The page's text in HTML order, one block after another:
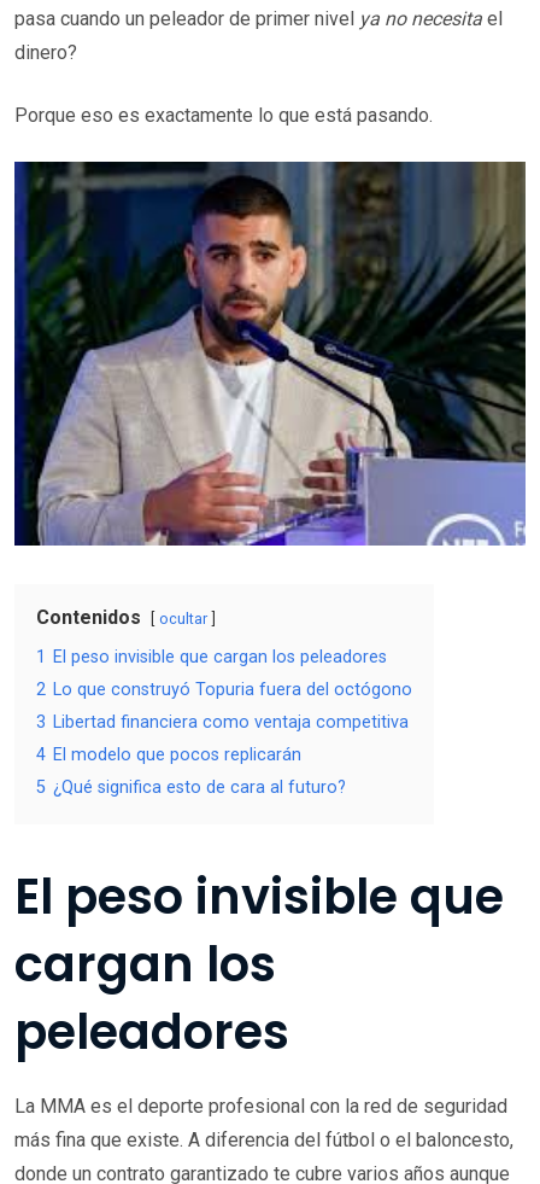
pasa cuando un peleador de primer nivel ya no necesita el
dinero?
Porque eso es exactamente lo que está pasando.
Contenidos ocultar
1
El peso invisible que cargan los peleadores
2 Lo que construyó Topuria fuera del octógono
3 Libertad financiera como ventaja competitiva
4 El modelo que pocos replicarán
5 ¿Qué significa esto de cara al futuro?
El peso invisible que
cargan los
peleadores
La MMA es el deporte profesional con la red de seguridad
más fina que existe. A diferencia del fútbol o el baloncesto,
donde un contrato garantizado te cubre varios años aunque